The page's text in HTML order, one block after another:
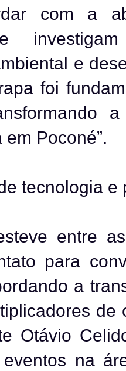
com a
e
foi
Poconé”.
tecnologia e
entre
para
a
de
Otávio
na